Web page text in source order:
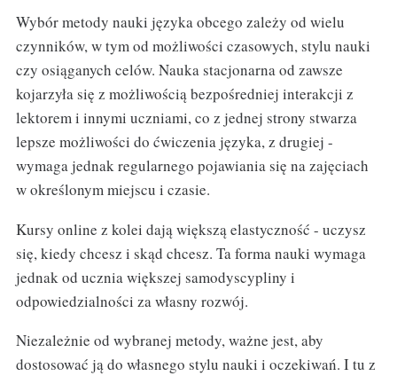
Wybór metody nauki języka obcego zależy od wielu
czynników, w tym od możliwości czasowych, stylu nauki
czy osiąganych celów. Nauka stacjonarna od zawsze
kojarzyła się z możliwością bezpośredniej interakcji z
lektorem i innymi uczniami, co z jednej strony stwarza
lepsze możliwości do ćwiczenia języka, z drugiej -
wymaga jednak regularnego pojawiania się na zajęciach
w określonym miejscu i czasie.
Kursy online z kolei dają większą elastyczność - uczysz
się, kiedy chcesz i skąd chcesz. Ta forma nauki wymaga
jednak od ucznia większej samodyscypliny i
odpowiedzialności za własny rozwój.
Niezależnie od wybranej metody, ważne jest, aby
dostosować ją do własnego stylu nauki i oczekiwań. I tu z